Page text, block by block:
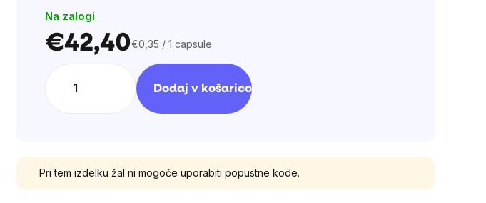
5
stars.
Na zalogi
€42,40 Cena
enoto:
€0,35 / 1 capsule
Dodaj v košarico
Pri tem izdelku žal ni mogoče uporabiti popustne kode.